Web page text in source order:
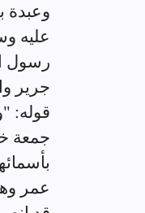
وعبدة
عليه
رسول
جرير
قوله:
جمعة
عمر